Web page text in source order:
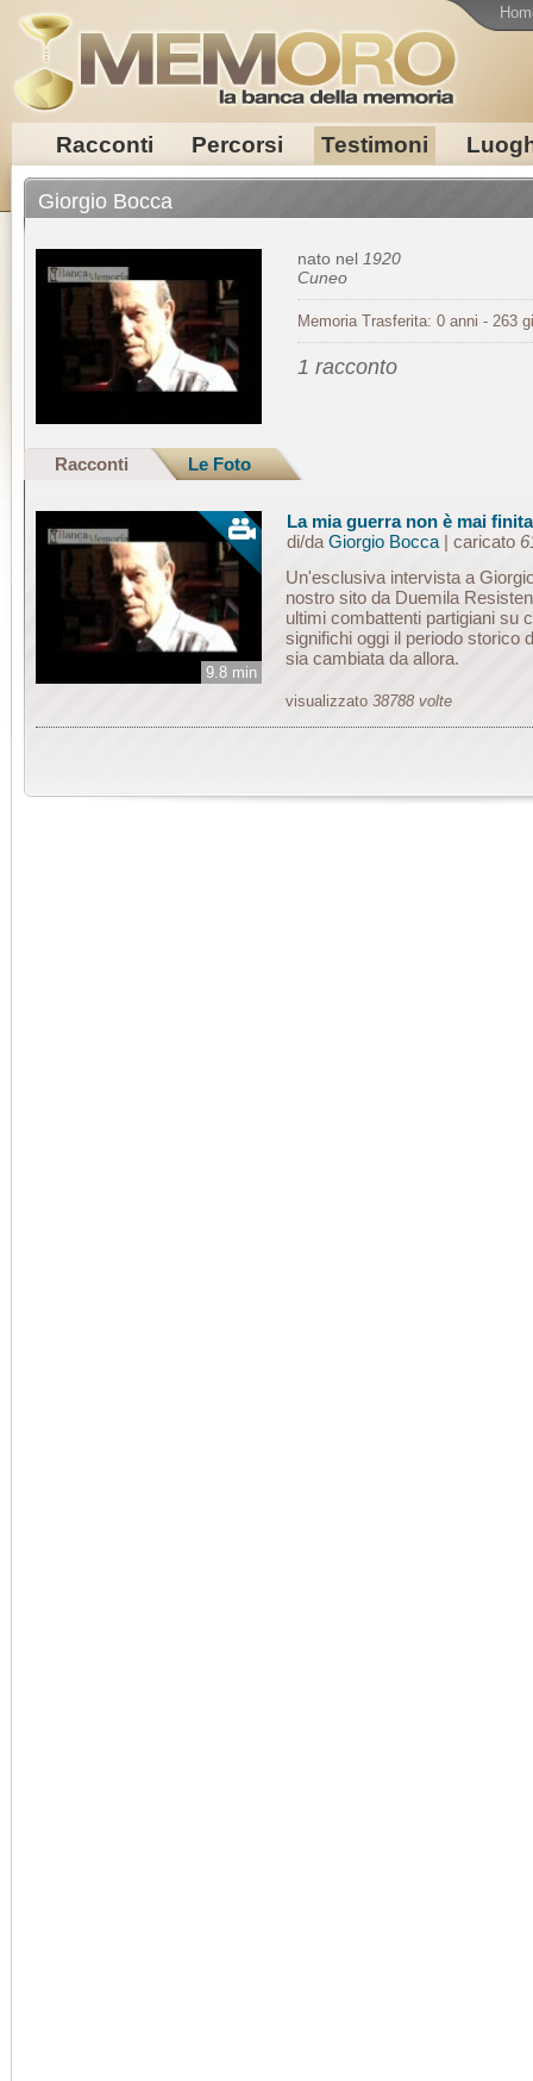
Racconti Percorsi Testimoni
Giorgio Bocca
nato nel 1920
Cuneo
Memoria Trasferita: 0 anni - 263
1 racconto
Racconti Le Foto
9.8 min
La mia guerra non è mai finita
di/da Giorgio Bocca| caricato
Un'esclusiva intervista a
nostro sito da Duemila
ultimi combattenti partigiani su
significhi oggi il periodo storico
sia cambiata da allora.
visualizzato 38788 volte